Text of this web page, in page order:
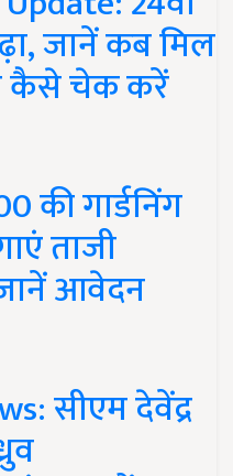
जानें कब मिल
कैसे चेक करें
की गार्डनिंग
ताजी
आवेदन
सीएम देवेंद्र